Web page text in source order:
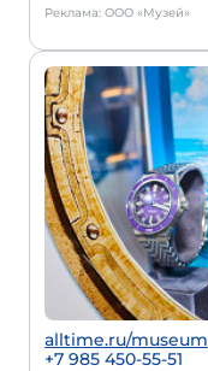
Реклама: ООО «Музей»
alltime.ru/museum
+7 985 450-55-51